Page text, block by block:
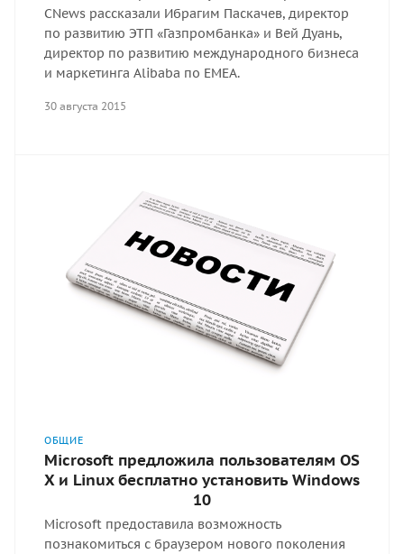
CNews рассказали Ибрагим Паскачев, директор
по развитию ЭТП «Газпромбанка» и Вей Дуань,
директор по развитию международного бизнеса
и маркетинга Alibaba по EMEA.
30 августа 2015
ОБЩИЕ
Microsoft предложила пользователям OS
X и Linux бесплатно установить Windows
10
Microsoft предоставила возможность
познакомиться с браузером нового поколения